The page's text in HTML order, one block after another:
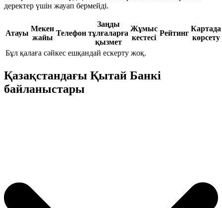
деректер үшін жауап бермейді.
Атауы
Мекен
жайы
Телефон
Заңды
тұлғаларға
қызмет
Жұмыс
кестесі
Рейтинг
Картада
көрсету
Бұл қалаға сәйкес ешқандай ескерту жоқ.
Қазақстандағы Қытай Банкі
байланыстары